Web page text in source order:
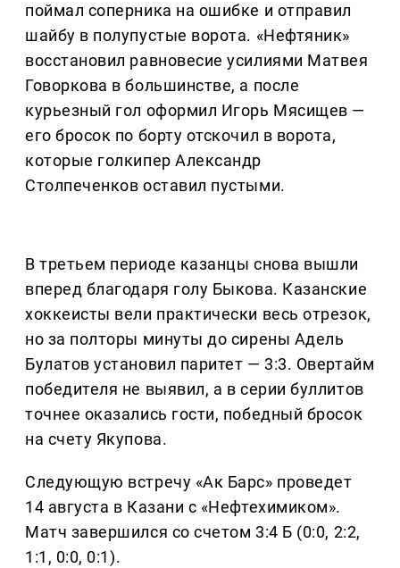
поймал соперника на ошибке и отправил
шайбу в полупустые ворота. «Нефтяник»
восстановил равновесие усилиями Матвея
Говоркова в большинстве, а после
курьезный гол оформил Игорь Мясищев —
его бросок по борту отскочил в ворота,
которые голкипер Александр
Столпеченков оставил пустыми.
В третьем периоде казанцы снова вышли
вперед благодаря голу Быкова. Казанские
хоккеисты вели практически весь отрезок,
но за полторы минуты до сирены Адель
Булатов установил паритет — 3:3. Овертайм
победителя не выявил, а в серии буллитов
точнее оказались гости, победный бросок
на счету Якупова.
Следующую встречу «Ак Барс» проведет
14 августа в Казани с «Нефтехимиком».
Матч завершился со счетом 3:4 Б (0:0, 2:2,
1:1, 0:0, 0:1).